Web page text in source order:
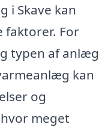
i Skave kan
For
typen af anlæg
kan
og
meget